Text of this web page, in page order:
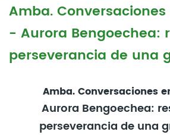
Amba.
- Aurora Bengoechea:
perseverancia de una
Amba. Conversaciones
Aurora Bengoechea:
perseverancia de una